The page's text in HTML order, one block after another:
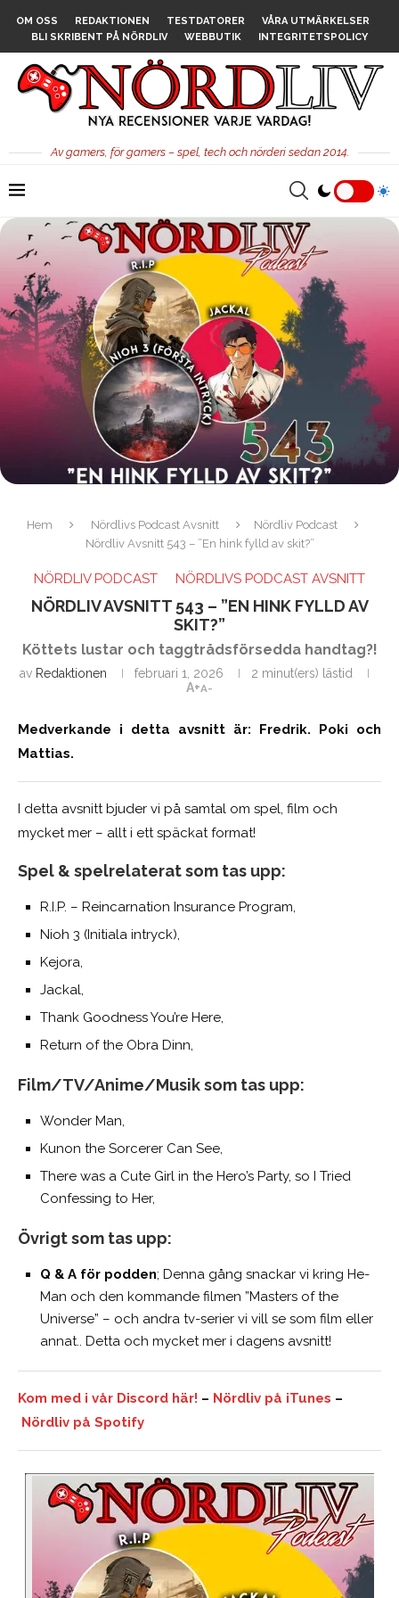
OM OSS REDAKTIONEN TESTDATORER
VÅRA UTMÄRKELSER
BLI SKRIBENT PÅ NÖRDLIV
WEBBUTIK INTEGRITETSPOLICY
Av gamers, för gamers – spel, tech och nörderi sedan 2014.
Hem Nördlivs Podcast Avsnitt
Nördliv Podcast
Nördliv Avsnitt 543 – ”En hink fylld av skit?”
NÖRDLIV PODCAST NÖRDLIVS PODCAST AVSNITT
NÖRDLIV AVSNITT 543 – ”EN HINK FYLLD AV
SKIT?”
Köttets lustar och taggtrådsförsedda handtag?!
av Redaktionen februari 1, 2026
2 minut(ers) lästid
A+A-
Medverkande i detta avsnitt är: Fredrik. Poki och
Mattias.
I detta avsnitt bjuder vi på samtal om spel, film och
mycket mer – allt i ett späckat format!
Spel & spelrelaterat som tas upp:
R.I.P. – Reincarnation Insurance Program,
Nioh 3 (Initiala intryck),
Kejora,
Jackal,
Thank Goodness You’re Here,
Return of the Obra Dinn,
Film/TV/Anime/Musik som tas upp:
Wonder Man,
Kunon the Sorcerer Can See,
There was a Cute Girl in the Hero’s Party, so I Tried
Confessing to Her,
Övrigt som tas upp:
Q & A för podden; Denna gång snackar vi kring He-
Man och den kommande filmen ”Masters of the
Universe” – och andra tv-serier vi vill se som film eller
annat.. Detta och mycket mer i dagens avsnitt!
Kom med i vår Discord här! – Nördliv på iTunes –
Nördliv på Spotify